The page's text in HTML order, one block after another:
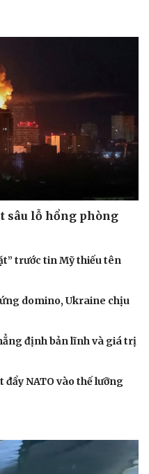
sâu lỗ hổng phòng
trước tin Mỹ thiếu tên
domino, Ukraine chịu
định bản lĩnh và giá trị
NATO vào thế lưỡng